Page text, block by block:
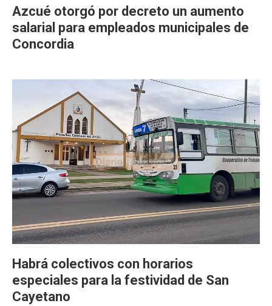
Azcué otorgó por decreto un aumento
salarial para empleados municipales de
Concordia
Habrá colectivos con horarios
especiales para la festividad de San
Cayetano